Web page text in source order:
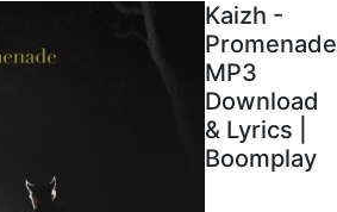
Kaizh -
Promenade
MP3
Download
& Lyrics |
Boomplay